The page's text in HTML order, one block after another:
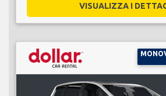
VISUALIZZA I